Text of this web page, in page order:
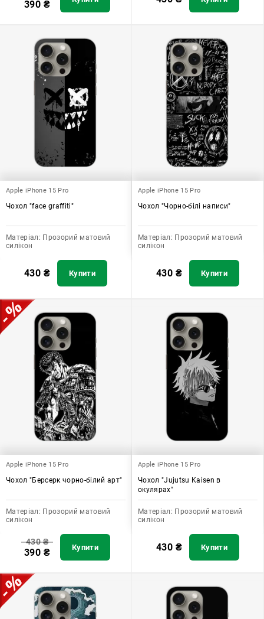
390 ₴
Apple iPhone 15 Pro
Чохол "face graffiti"
Матеріал: Прозорий матовий
силікон
430 ₴ Купити
Apple iPhone 15 Pro
Чохол "Чорно-білі написи"
Матеріал: Прозорий матовий
силікон
430 ₴ Купити
Apple iPhone 15 Pro
Чохол "Берсерк чорно-білий арт"
Матеріал: Прозорий матовий
силікон
430₴
390 ₴ Купити
Apple iPhone 15 Pro
Чохол "Jujutsu Kaisen в
окулярах"
Матеріал: Прозорий матовий
силікон
430 ₴ Купити